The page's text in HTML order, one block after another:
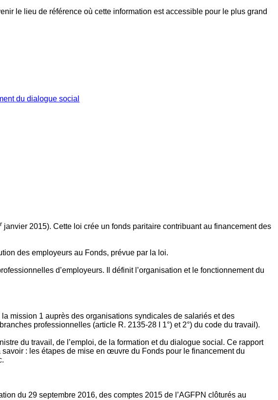
le lieu de référence où cette information est accessible pour le plus grand
du dialogue social
janvier 2015). Cette loi crée un fonds paritaire contribuant au financement des
des employeurs au Fonds, prévue par la loi.
d’employeurs. Il définit l’organisation et le fonctionnement du
mission 1 auprès des organisations syndicales de salariés et des
professionnelles (article R. 2135‐28 I 1°) et 2°) du code du travail).
du travail, de l’emploi, de la formation et du dialogue social. Ce rapport
: les étapes de mise en œuvre du Fonds pour le financement du
du 29 septembre 2016, des comptes 2015 de l’AGFPN clôturés au